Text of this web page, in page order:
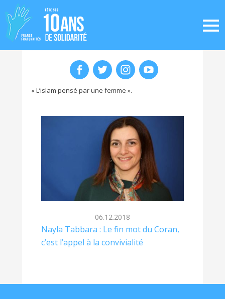
« L’islam pensé par une femme ».
06.12.2018
Nayla Tabbara : Le fin mot du Coran,
c’est l’appel à la convivialité